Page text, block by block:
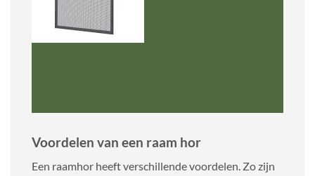
Voordelen van een raam hor
Een raamhor heeft verschillende voordelen. Zo zijn